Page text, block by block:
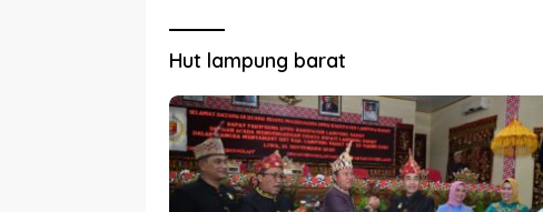
Hut lampung barat